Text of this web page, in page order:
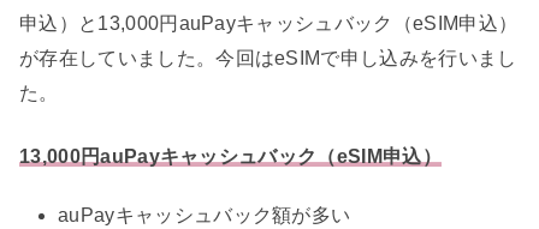
申込）と13,000円auPayキャッシュバック（eSIM申込）
が存在していました。今回はeSIMで申し込みを行いまし
た。
13,000円auPayキャッシュバック（eSIM申込）
auPayキャッシュバック額が多い